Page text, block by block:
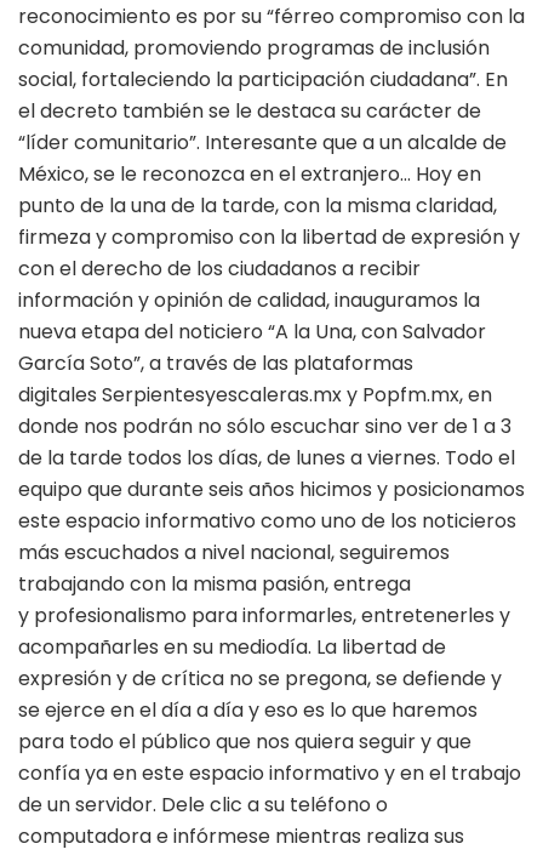
reconocimiento es por su “férreo compromiso con la
comunidad, promoviendo programas de inclusión
social, fortaleciendo la participación ciudadana”. En
el decreto también se le destaca su carácter de
“líder comunitario”. Interesante que a un alcalde de
México, se le reconozca en el extranjero… Hoy en
punto de la una de la tarde, con la misma claridad,
firmeza y compromiso con la libertad de expresión y
con el derecho de los ciudadanos a recibir
información y opinión de calidad, inauguramos la
nueva etapa del noticiero “A la Una, con Salvador
García Soto”, a través de las plataformas
digitales Serpientesyescaleras.mx y Popfm.mx, en
donde nos podrán no sólo escuchar sino ver de 1 a 3
de la tarde todos los días, de lunes a viernes. Todo el
equipo que durante seis años hicimos y posicionamos
este espacio informativo como uno de los noticieros
más escuchados a nivel nacional, seguiremos
trabajando con la misma pasión, entrega
y profesionalismo para informarles, entretenerles y
acompañarles en su mediodía. La libertad de
expresión y de crítica no se pregona, se defiende y
se ejerce en el día a día y eso es lo que haremos
para todo el público que nos quiera seguir y que
confía ya en este espacio informativo y en el trabajo
de un servidor. Dele clic a su teléfono o
computadora e infórmese mientras realiza sus